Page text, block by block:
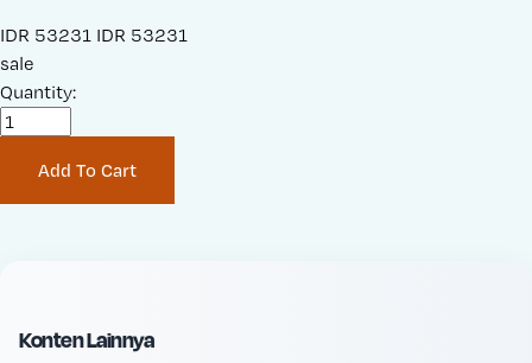
S
a
l
e
i
IDR 53231 O
n
a
c
IDR 53231
sale
Quantity:
Add To Cart
Konten Lainnya